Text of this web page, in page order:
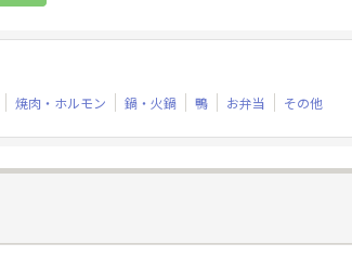
焼肉・ホルモン 鍋・火鍋 鴨 お弁当 その他